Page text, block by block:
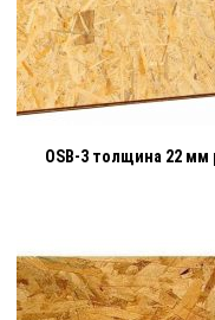
OSB-3 толщина 22 мм